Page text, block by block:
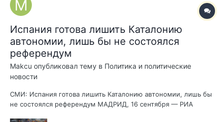
Испания готова лишить Каталонию
автономии, лишь бы не состоялся
референдум
Makcu опубликовал тему в Политика и политические
новости
СМИ: Испания готова лишить Каталонию автономии, лишь бы
не состоялся референдум МАДРИД, 16 сентября — РИА